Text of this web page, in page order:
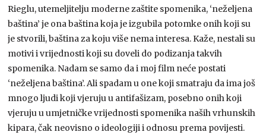
Rieglu, utemeljitelju moderne zaštite spomenika, ‘neželjena
baština’ je ona baština koja je izgubila potomke onih koji su
je stvorili, baština za koju više nema interesa. Kaže, nestali su
motivi i vrijednosti koji su doveli do podizanja takvih
spomenika. Nadam se samo da i moj film neće postati
‘neželjena baština’. Ali spadam u one koji smatraju da ima još
mnogo ljudi koji vjeruju u antifašizam, posebno onih koji
vjeruju u umjetničke vrijednosti spomenika naših vrhunskih
kipara, čak neovisno o ideologiji i odnosu prema povijesti.